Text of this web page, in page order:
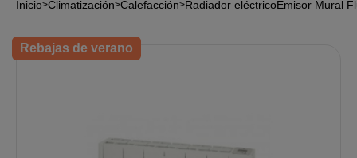
Inicio Climatización Calefacción Radiador eléctricoEmisor Mural
Rebajas de verano